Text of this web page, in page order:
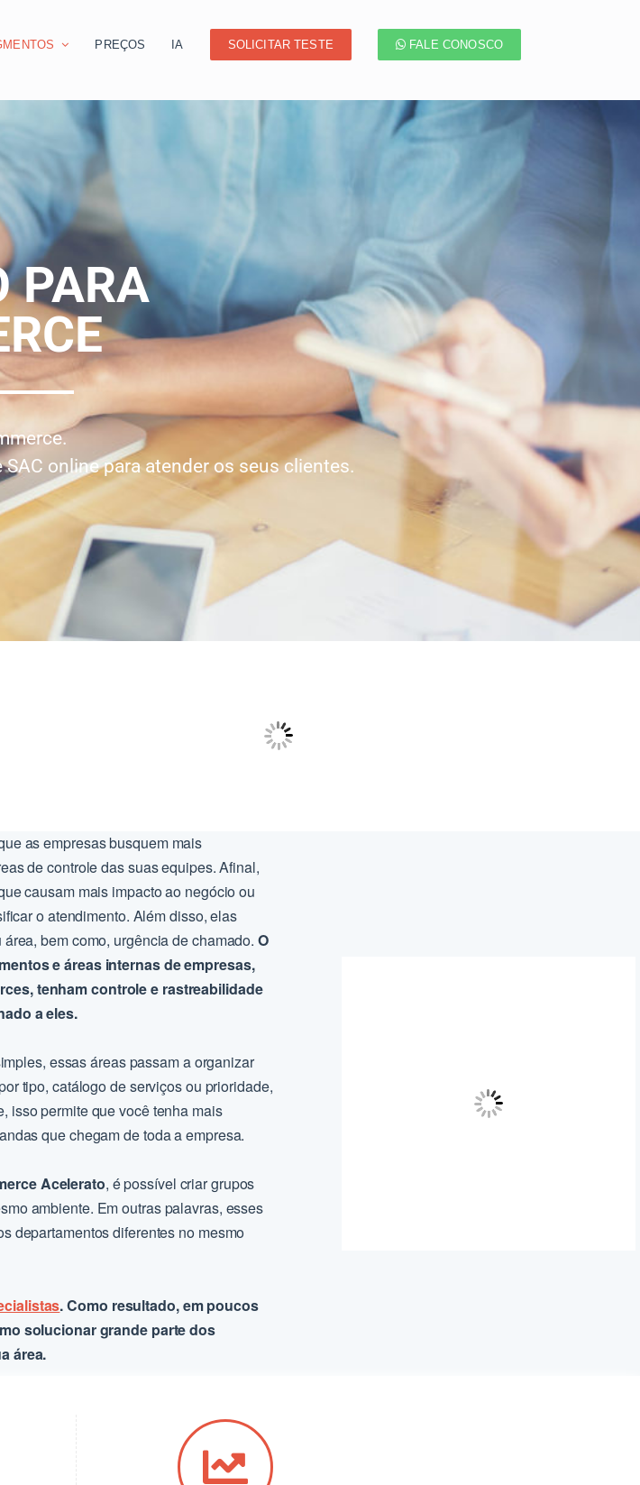
PREÇOS IA SOLICITAR TESTE FALE CONOSCO
PARA
online para atender os seus clientes.
as empresas busquem mais
de controle das suas equipes. Afinal,
causam mais impacto ao negócio ou
o atendimento. Além disso, elas
bem como, urgência de chamado.O
e áreas internas de empresas,
tenham controle e rastreabilidade
a eles.
essas áreas passam a organizar
tipo, catálogo de serviços ou prioridade,
isso permite que você tenha mais
que chegam de toda a empresa.
Acelerato, é possível criar grupos
ambiente. Em outras palavras, esses
departamentos diferentes no mesmo
. Como resultado, em poucos
solucionar grande parte dos
área.